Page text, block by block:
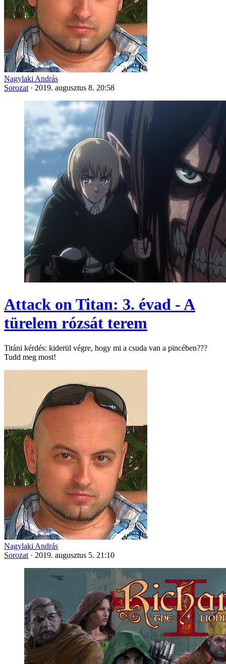
Nagylaki András
Sorozat · 2019. augusztus 8. 20:58
Attack on Titan: 3. évad - A
türelem rózsát terem
Titáni kérdés: kiderül végre, hogy mi a csuda van a pincében???
Tudd meg most!
Nagylaki András
Sorozat · 2019. augusztus 5. 21:10